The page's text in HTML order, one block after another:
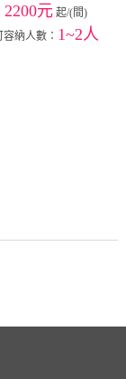
2200元 起/(間)
容納人數： 1~2人